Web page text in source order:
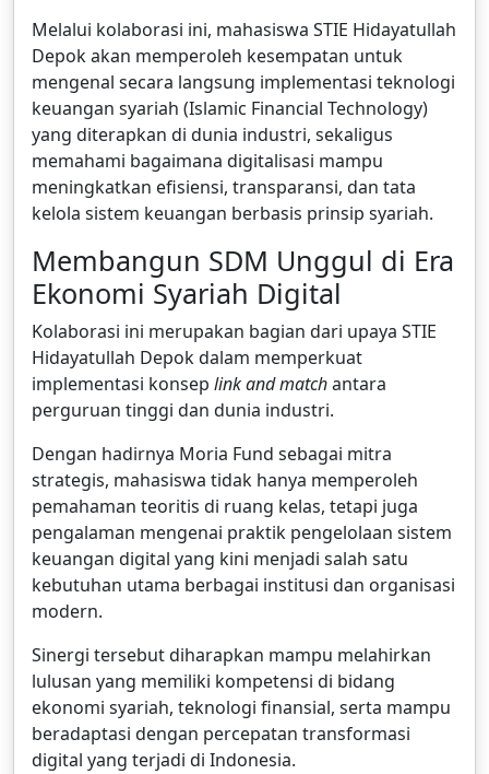
Melalui kolaborasi ini, mahasiswa STIE Hidayatullah
Depok akan memperoleh kesempatan untuk
mengenal secara langsung implementasi teknologi
keuangan syariah (Islamic Financial Technology)
yang diterapkan di dunia industri, sekaligus
memahami bagaimana digitalisasi mampu
meningkatkan efisiensi, transparansi, dan tata
kelola sistem keuangan berbasis prinsip syariah.
Membangun SDM Unggul di Era
Ekonomi Syariah Digital
Kolaborasi ini merupakan bagian dari upaya STIE
Hidayatullah Depok dalam memperkuat
implementasi konsep link and matchantara
perguruan tinggi dan dunia industri.
Dengan hadirnya Moria Fund sebagai mitra
strategis, mahasiswa tidak hanya memperoleh
pemahaman teoritis di ruang kelas, tetapi juga
pengalaman mengenai praktik pengelolaan sistem
keuangan digital yang kini menjadi salah satu
kebutuhan utama berbagai institusi dan organisasi
modern.
Sinergi tersebut diharapkan mampu melahirkan
lulusan yang memiliki kompetensi di bidang
ekonomi syariah, teknologi finansial, serta mampu
beradaptasi dengan percepatan transformasi
digital yang terjadi di Indonesia.